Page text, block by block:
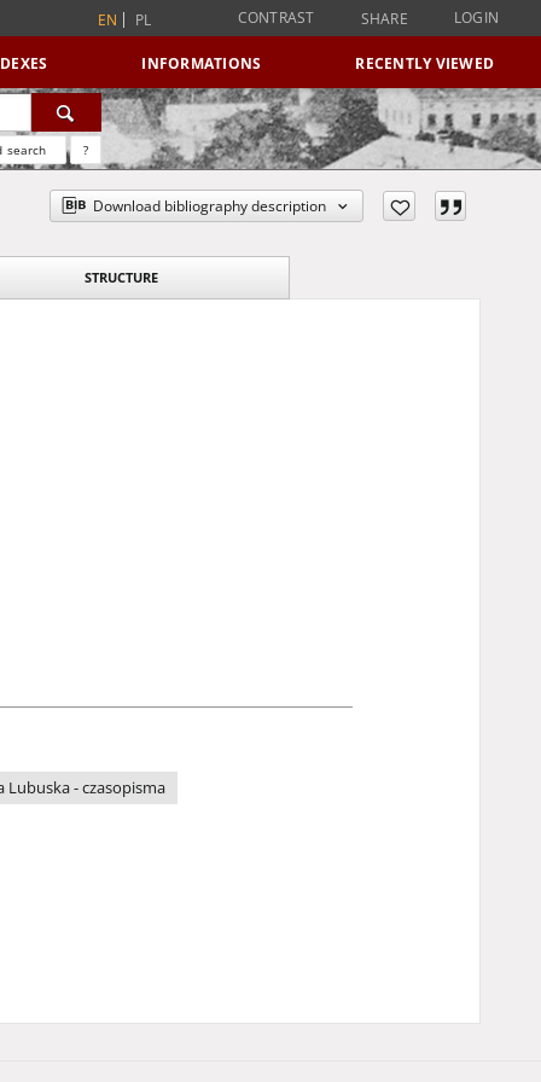
EN PL CONTRAST SHARE LOGIN
INFORMATIONS RECENTLY VIEWED
search ?
Download bibliography description
STRUCTURE
Lubuska - czasopisma